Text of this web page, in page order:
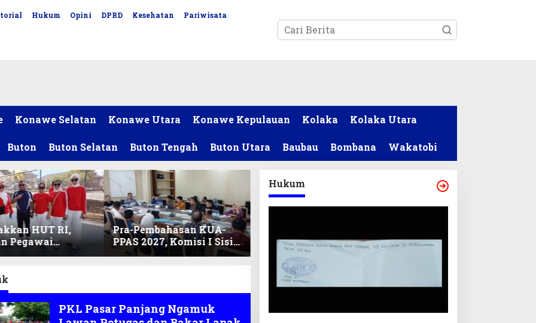
Hukum Opini DPRD Kesehatan Pariwisata
Konawe Selatan Konawe Utara Konawe Kepulauan Kolaka Kolaka Utara
Buton Buton Selatan Buton Tengah Buton Utara Baubau Bombana Wakatobi
HUT RI,
Pegawai
DPRD Sultra
Pra-Pembahasan KUA-
PPAS 2027, Komisi I Sisir
Program Prioritas
PKL Pasar Panjang Ngamuk
Hukum